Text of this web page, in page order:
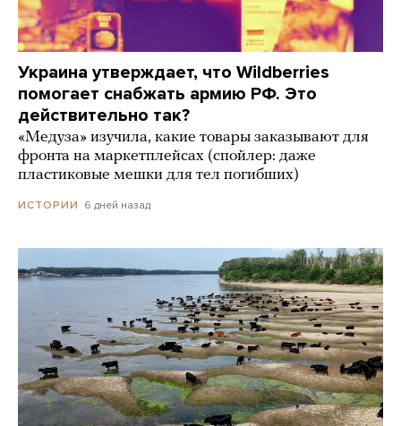
Украина утверждает, что Wildberries
помогает снабжать армию РФ. Это
действительно так?
«Медуза» изучила, какие товары заказывают для
фронта на маркетплейсах (спойлер: даже
пластиковые мешки для тел погибших)
ИСТОРИИ 6 дней назад